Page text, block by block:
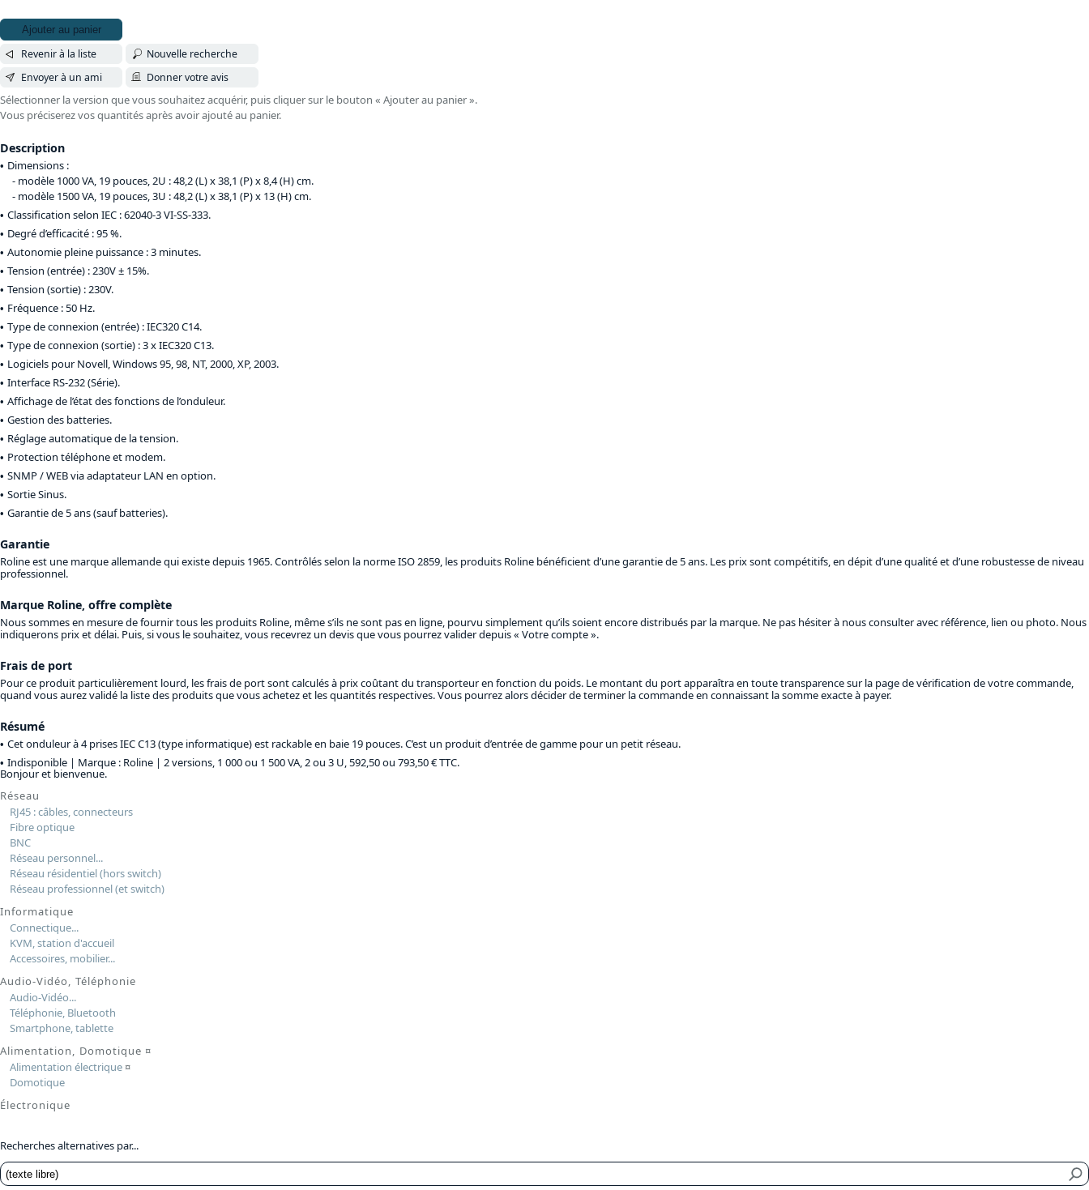
Ajouter au panier
Revenir à la liste
Nouvelle recherche
Envoyer à un ami
Donner votre avis
Sélectionner la version que vous souhaitez acquérir, puis cliquer sur le bouton « Ajouter au panier ».
Vous préciserez vos quantités après avoir ajouté au panier.
Description
Dimensions :
modèle 1000 VA, 19 pouces, 2U : 48,2 (L) x 38,1 (P) x 8,4 (H) cm.
modèle 1500 VA, 19 pouces, 3U : 48,2 (L) x 38,1 (P) x 13 (H) cm.
Classification selon IEC : 62040-3 VI-SS-333.
Degré d’efficacité : 95 %.
Autonomie pleine puissance : 3 minutes.
Tension (entrée) : 230V ± 15%.
Tension (sortie) : 230V.
Fréquence : 50 Hz.
Type de connexion (entrée) : IEC320 C14.
Type de connexion (sortie) : 3 x IEC320 C13.
Logiciels pour Novell, Windows 95, 98, NT, 2000, XP, 2003.
Interface RS-232 (Série).
Affichage de l’état des fonctions de l’onduleur.
Gestion des batteries.
Réglage automatique de la tension.
Protection téléphone et modem.
SNMP / WEB via adaptateur LAN en option.
Sortie Sinus.
Garantie de 5 ans (sauf batteries).
Garantie
Roline est une marque allemande qui existe depuis 1965. Contrôlés selon la norme ISO 2859, les produits Roline bénéficient d’une garantie de 5 ans. Les prix sont compétitifs, en dépit d’une qualité et d’une robustesse de niveau
professionnel.
Marque Roline, offre complète
Nous sommes en mesure de fournir tous les produits Roline, même s’ils ne sont pas en ligne, pourvu simplement qu’ils soient encore distribués par la marque. Ne pas hésiter à nous consulter avec référence, lien ou photo. Nous
indiquerons prix et délai. Puis, si vous le souhaitez, vous recevrez un devis que vous pourrez valider depuis « Votre compte ».
Frais de port
Pour ce produit particulièrement lourd, les frais de port sont calculés à prix coûtant du transporteur en fonction du poids. Le montant du port apparaîtra en toute transparence sur la page de vérification de votre commande,
quand vous aurez validé la liste des produits que vous achetez et les quantités respectives. Vous pourrez alors décider de terminer la commande en connaissant la somme exacte à payer.
Résumé
Cet onduleur à 4 prises IEC C13 (type informatique) est rackable en baie 19 pouces. C’est un produit d’entrée de gamme pour un petit réseau.
Indisponible | Marque : Roline | 2 versions, 1 000 ou 1 500 VA, 2 ou 3 U, 592,50 ou 793,50 € TTC.
Bonjour et bienvenue.
Réseau
RJ45 : câbles, connecteurs
Fibre optique
BNC
Réseau personnel...
Réseau résidentiel (hors switch)
Réseau professionnel (et switch)
Informatique
Connectique...
KVM, station d'accueil
Accessoires, mobilier...
Audio-Vidéo, Téléphonie
Audio-Vidéo...
Téléphonie, Bluetooth
Smartphone, tablette
Alimentation, Domotique ¤
Alimentation électrique¤
Domotique
Électronique
Recherches alternatives par...